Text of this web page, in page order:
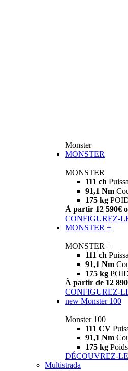
Monster
MONSTER
MONSTER
111 ch
91,1 Nm
175 kg
À partir 12 590€
CONFIGUREZ-
MONSTER +
MONSTER +
111 ch
91,1 Nm
175 kg
À partir de 12
CONFIGUREZ-
new Monster 100
Monster 100
111 CV
91,1 Nm
175 kg
DÉCOUVREZ-LE
Multistrada